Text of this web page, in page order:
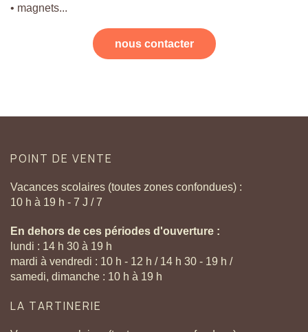
• magnets...
nous contacter
POINT DE VENTE
Vacances scolaires (toutes zones confondues) :
10 h à 19 h - 7 J / 7
En dehors de ces périodes d'ouverture :
lundi : 14 h 30 à 19 h
mardi à vendredi : 10 h - 12 h / 14 h 30 - 19 h /
samedi, dimanche : 10 h à 19 h
LA TARTINERIE